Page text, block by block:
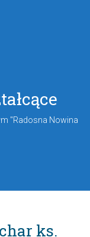
"Radosna Nowina
ks.